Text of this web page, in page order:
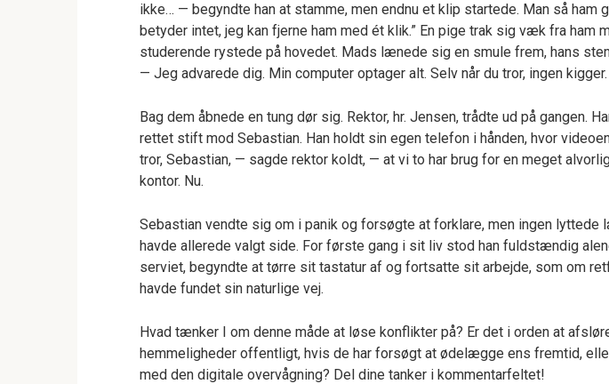
ikke… — begyndte han at stamme, men endnu et klip startede. Man så ham
betyder intet, jeg kan fjerne ham med ét klik.” En pige trak sig væk fra ham
studerende rystede på hovedet. Mads lænede sig en smule frem, hans
— Jeg advarede dig. Min computer optager alt. Selv når du tror, ingen kigger.
Bag dem åbnede en tung dør sig. Rektor, hr. Jensen, trådte ud på gangen.
rettet stift mod Sebastian. Han holdt sin egen telefon i hånden, hvor
tror, Sebastian, — sagde rektor koldt, — at vi to har brug for en meget
kontor. Nu.
Sebastian vendte sig om i panik og forsøgte at forklare, men ingen lyttede
havde allerede valgt side. For første gang i sit liv stod han fuldstændig
serviet, begyndte at tørre sit tastatur af og fortsatte sit arbejde, som om
havde fundet sin naturlige vej.
Hvad tænker I om denne måde at løse konflikter på? Er det i orden at
hemmeligheder offentligt, hvis de har forsøgt at ødelægge ens fremtid,
med den digitale overvågning? Del dine tanker i kommentarfeltet!